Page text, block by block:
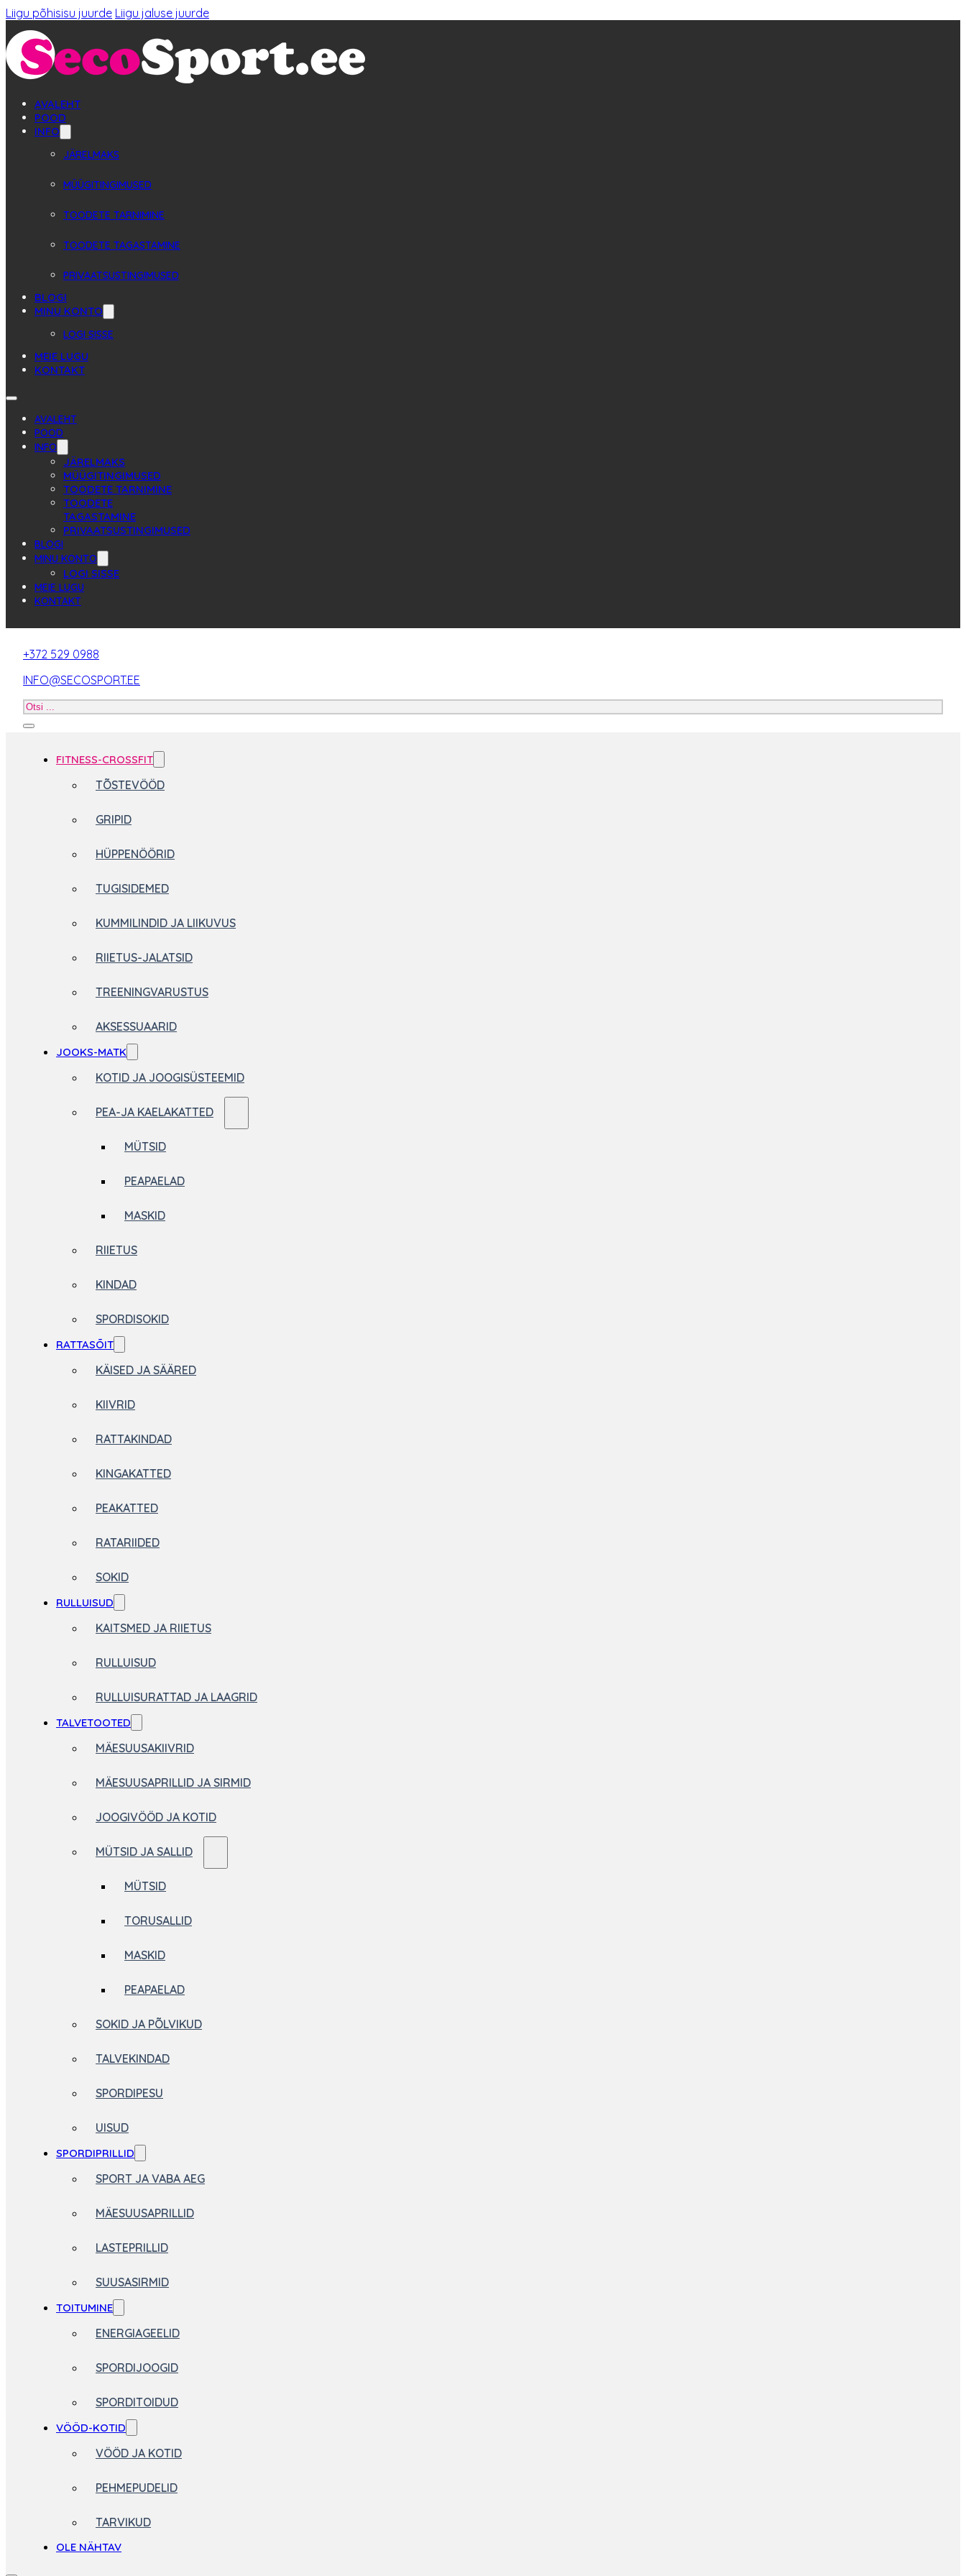
Liigu põhisisu juurde Liigu jaluse juurde
AVALEHT
POOD
INFO
JÄRELMAKS
MÜÜGITINGIMUSED
TOODETE TARNIMINE
TOODETE TAGASTAMINE
PRIVAATSUSTINGIMUSED
BLOGI
MINU KONTO
LOGI SISSE
MEIE LUGU
KONTAKT
AVALEHT
POOD
INFO
JÄRELMAKS
MÜÜGITINGIMUSED
TOODETE TARNIMINE
TOODETE
TAGASTAMINE
PRIVAATSUSTINGIMUSED
BLOGI
MINU KONTO
LOGI SISSE
MEIE LUGU
KONTAKT
+372 529 0988
INFO@SECOSPORT.EE
Otsi
FITNESS-CROSSFIT
TÕSTEVÖÖD
GRIPID
HÜPPENÖÖRID
TUGISIDEMED
KUMMILINDID JA LIIKUVUS
RIIETUS-JALATSID
TREENINGVARUSTUS
AKSESSUAARID
JOOKS-MATK
KOTID JA JOOGISÜSTEEMID
PEA-JA KAELAKATTED
MÜTSID
PEAPAELAD
MASKID
RIIETUS
KINDAD
SPORDISOKID
RATTASÕIT
KÄISED JA SÄÄRED
KIIVRID
RATTAKINDAD
KINGAKATTED
PEAKATTED
RATARIIDED
SOKID
RULLUISUD
KAITSMED JA RIIETUS
RULLUISUD
RULLUISURATTAD JA LAAGRID
TALVETOOTED
MÄESUUSAKIIVRID
MÄESUUSAPRILLID JA SIRMID
JOOGIVÖÖD JA KOTID
MÜTSID JA SALLID
MÜTSID
TORUSALLID
MASKID
PEAPAELAD
SOKID JA PÕLVIKUD
TALVEKINDAD
SPORDIPESU
UISUD
SPORDIPRILLID
SPORT JA VABA AEG
MÄESUUSAPRILLID
LASTEPRILLID
SUUSASIRMID
TOITUMINE
ENERGIAGEELID
SPORDIJOOGID
SPORDITOIDUD
VÖÖD-KOTID
VÖÖD JA KOTID
PEHMEPUDELID
TARVIKUD
OLE NÄHTAV